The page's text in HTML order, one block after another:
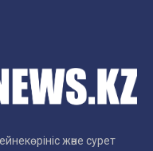
және сурет